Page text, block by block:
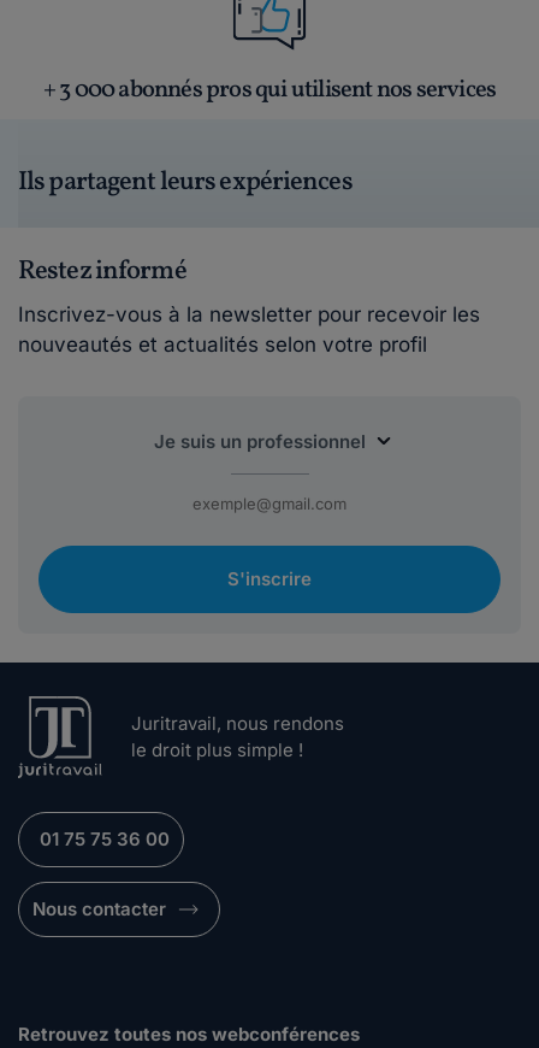
+ 3 000 abonnés pros qui utilisent nos services
Ils partagent leurs expériences
Restez informé
Inscrivez-vous à la newsletter pour recevoir les
nouveautés et actualités selon votre profil
S'inscrire
Juritravail, nous rendons
le droit plus simple !
01 75 75 36 00
Nous contacter
Retrouvez toutes nos webconférences